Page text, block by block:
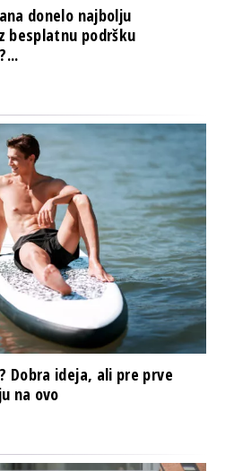
donelo najbolju
besplatnu podršku
Dobra ideja, ali pre prve
na ovo